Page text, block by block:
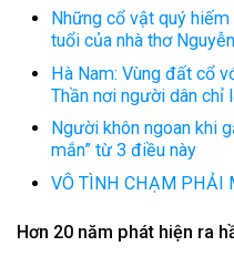
Những cổ vật quý
tuổi của nhà thơ
Hà Nam: Vùng đất cổ
Thần nơi người dân chỉ
Người khôn ngoan khi
mắn” từ 3 điều này
VÔ TÌNH CHẠM PHẢI
Hơn 20 năm phát hiện ra